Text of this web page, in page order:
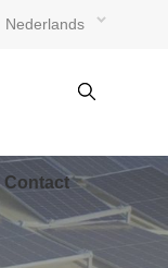
Nederlands
Contact